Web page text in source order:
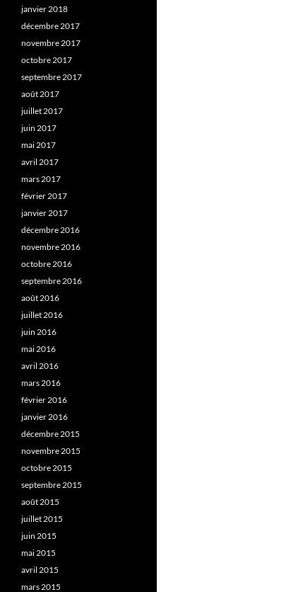
janvier 2018
décembre 2017
novembre 2017
octobre 2017
septembre 2017
août 2017
juillet 2017
juin 2017
mai 2017
avril 2017
mars 2017
février 2017
janvier 2017
décembre 2016
novembre 2016
octobre 2016
septembre 2016
août 2016
juillet 2016
juin 2016
mai 2016
avril 2016
mars 2016
février 2016
janvier 2016
décembre 2015
novembre 2015
octobre 2015
septembre 2015
août 2015
juillet 2015
juin 2015
mai 2015
avril 2015
mars 2015